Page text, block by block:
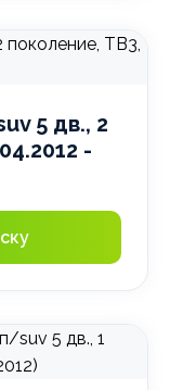
5 дв., 2
-